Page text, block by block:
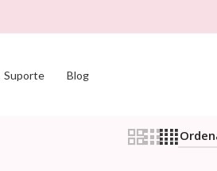
Suporte Blog